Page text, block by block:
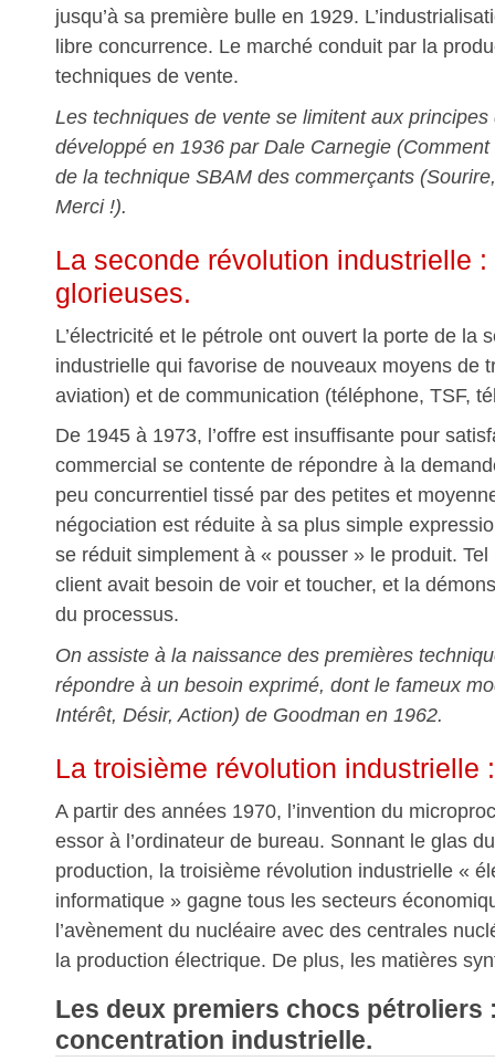
jusqu’à sa première bulle en 1929.
libre concurrence. Le marché conduit par la
techniques de vente.
Les techniques de vente se limitent aux principes
développé en 1936 par Dale Carnegie
de la technique SBAM des commerçants
Merci !).
La seconde révolution industrielle :
glorieuses.
L’électricité et le pétrole ont ouvert la porte de la
industrielle qui favorise de nouveaux moyens de
aviation) et de communication (téléphone, TSF,
De 1945 à 1973, l’offre est insuffisante pour
commercial se contente de répondre à la
peu concurrentiel tissé par des petites et
négociation est réduite à sa plus simple
se réduit simplement à « pousser » le produit.
client avait besoin de voir et toucher, et la
du processus.
On assiste à la naissance des premières
répondre à un besoin exprimé, dont le fameux
Intérêt, Désir, Action) de Goodman en 1962.
La troisième révolution industrielle
A partir des années 1970, l’invention du
essor à l’ordinateur de bureau. Sonnant le glas
production, la troisième révolution industrielle «
informatique » gagne tous les secteurs
l’avènement du nucléaire avec des centrales
la production électrique. De plus, les matières
Les deux premiers chocs pétroliers
concentration industrielle.